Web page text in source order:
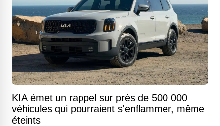
KIA émet un rappel sur près de 500 000
véhicules qui pourraient s'enflammer, même
éteints